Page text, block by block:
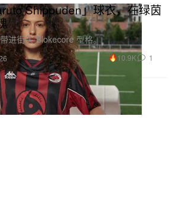
Shippuden」球衣，在绿茵
进街头 Blokecore 型格。
10.9K 1